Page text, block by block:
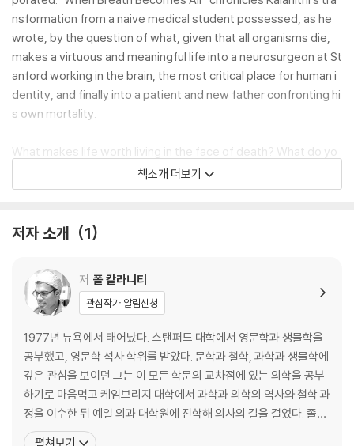
nsformation from a naive medical student possessed, as he
wrote, by the question of what, given that all organisms die,
makes a virtuous and meaningful life into a neurosurgeon at St
anford working in the brain, the most critical place for human i
dentity, and finally into a patient and new father confronting hi
s own mortality.
What makes life worth living in the face of death? What do yo
u do when the future, no longer a ladder toward your goals in li
fe, flattens out into a perpetual present? What does it mean t
ese are some of the questions Kalanithi wrestles with in this p
Paul Kalanithi died in March 2015, while working on this book, y
et his words live on as a guide and a gift to us all. I began to rea
e, had changed nothing and everything, he wrote. Seven word
s from Samuel Beckett began to repeat in my head: I can t go
on. I ll go on. "When Breath Becomes Air" is an unforgettable, lif
e-affirming reflection on the challenge of facing death and on
the relationship between doctor and patient, from a brilliant w
riter who became both.
책소개 더보기
저자 소개 1
저 폴 칼라니티
관심작가 알림신청
1977년 뉴욕에서 태어났다. 스탠퍼드 대학에서 영문학과 생물학을
공부했고, 영문학 석사 학위를 받았다. 문학과 철학, 과학과 생물학에
깊은 관심을 보이던 그는 이 모든 학문의 교차점에 있는 의학을 공부
하기로 마음먹고 케임브리지 대학에서 과학과 의학의 역사와 철학 과
정을 이수한 뒤 예일 의과 대학원에 진학해 의사의 길을 걸었다. 졸업
후에는 모교인 스탠퍼드 대학 병원으로 돌아와 신경외과 레지던트 생
펼쳐보기